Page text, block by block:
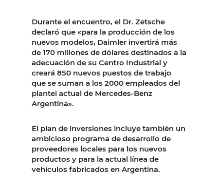
Durante el encuentro, el Dr. Zetsche
declaró que «para la producción de los
nuevos modelos, Daimler invertirá más
de 170 millones de dólares destinados a la
adecuación de su Centro Industrial y
creará 850 nuevos puestos de trabajo
que se suman a los 2000 empleados del
plantel actual de Mercedes-Benz
Argentina».
El plan de inversiones incluye también un
ambicioso programa de desarrollo de
proveedores locales para los nuevos
productos y para la actual línea de
vehículos fabricados en Argentina.